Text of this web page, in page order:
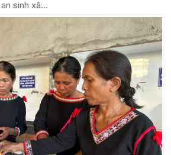
sinh xã...